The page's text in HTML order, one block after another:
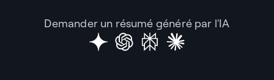
Demander un résumé généré par l'IA